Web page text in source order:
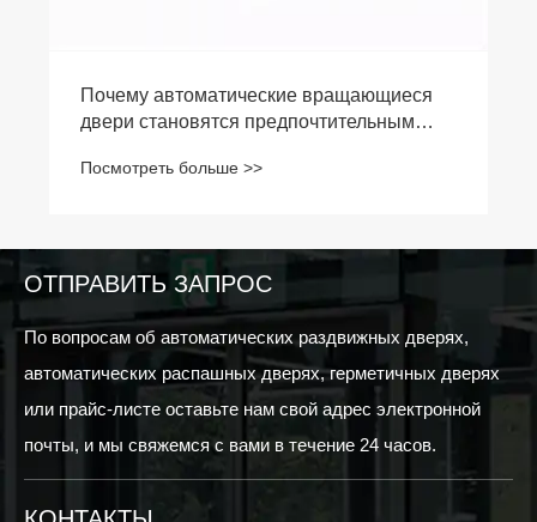
Почему автоматические вращающиеся
двери становятся предпочтительным
здания?
Посмотреть больше >>
ОТПРАВИТЬ ЗАПРОС
По вопросам об автоматических раздвижных дверях,
автоматических распашных дверях, герметичных дверях
или прайс-листе оставьте нам свой адрес электронной
почты, и мы свяжемся с вами в течение 24 часов.